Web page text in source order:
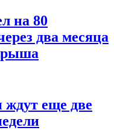
на 80
два месяца
ждут еще две